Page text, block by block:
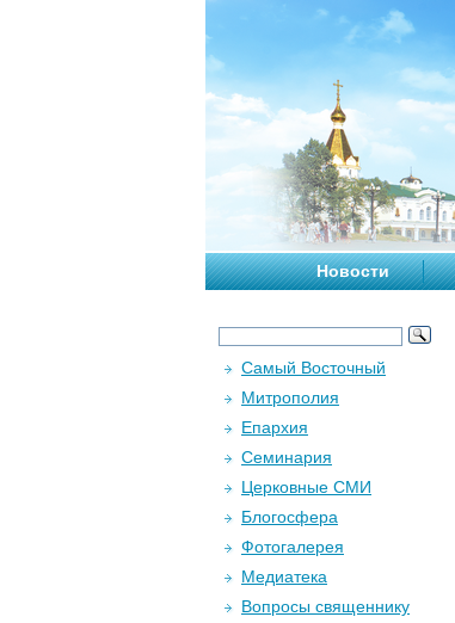
Новости
Самый Восточный
Митрополия
Епархия
Семинария
Церковные СМИ
Блогосфера
Фотогалерея
Медиатека
Вопросы священнику